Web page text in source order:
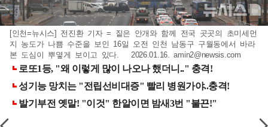
[인천=뉴시스] 전진환 기자 = 짙은 안개와 함께 전국 곳곳의 초미세먼
지 농도가 나쁨 수준을 보인 16일 오전 인천 남동구 구월동에서 바라
본 도심이 뿌옇게 보이고 있다. 2026.01.16.amin2@newsis.com